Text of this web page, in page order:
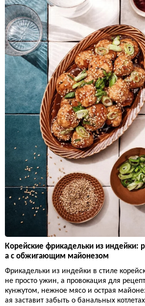
Корейские фрикадельки из индейки:
а с обжигающим майонезом
Фрикадельки из индейки в стиле
не просто ужин, а провокация для
кунжутом, нежное мясо и острая
ая заставит забыть о банальных